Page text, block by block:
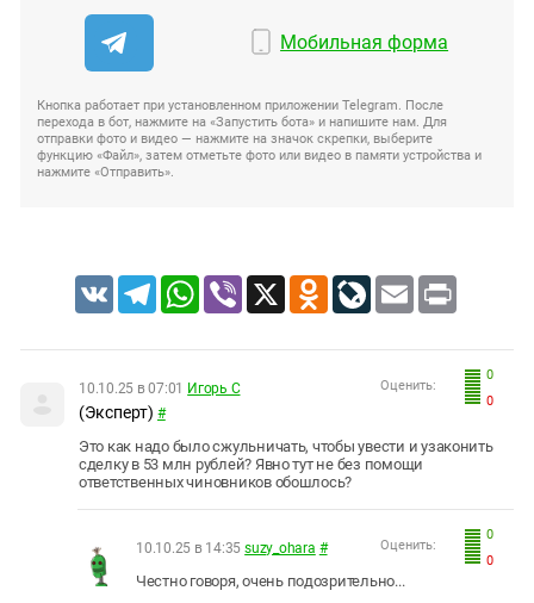
Мобильная форма
Кнопка работает при установленном приложении Telegram. После
перехода в бот, нажмите на «Запустить бота» и напишите нам. Для
отправки фото и видео — нажмите на значок скрепки, выберите
функцию «Файл», затем отметьте фото или видео в памяти устройства и
нажмите «Отправить».
VK TelegramWhatsApp
Viber X Odnoklassniki
LiveJournal
Email Print
0
0
Оценить:
10.10.25 в 07:01 Игорь С
(Эксперт) #
Это как надо было сжульничать, чтобы увести и узаконить
сделку в 53 млн рублей? Явно тут не без помощи
ответственных чиновников обошлось?
0
0
Оценить:
10.10.25 в 14:35 suzy_ohara #
Честно говоря, очень подозрительно...